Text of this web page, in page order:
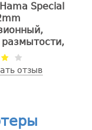
Special
отзыв